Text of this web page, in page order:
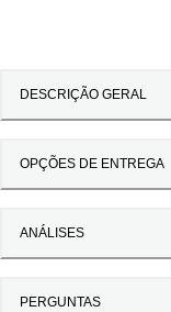
DESCRIÇÃO GERAL
OPÇÕES DE ENTREGA
ANÁLISES
PERGUNTAS